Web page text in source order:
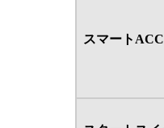
スマート